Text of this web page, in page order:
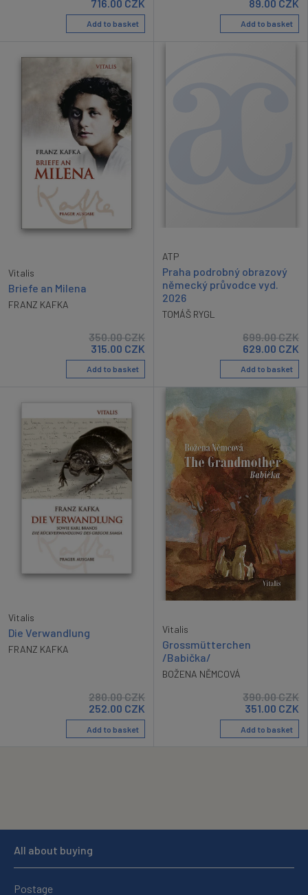
716.00 CZK
Add to basket
89.00 CZK
Add to basket
Vitalis
Briefe an Milena
FRANZ KAFKA
350.00CZK
315.00 CZK
Add to basket
ATP
Praha podrobný obrazový
německý průvodce vyd.
2026
TOMÁŠ RYGL
699.00CZK
629.00 CZK
Add to basket
Vitalis
Die Verwandlung
FRANZ KAFKA
280.00CZK
252.00 CZK
Add to basket
Vitalis
Grossmütterchen
/Babička/
BOŽENA NĚMCOVÁ
390.00CZK
351.00 CZK
Add to basket
All about buying
Postage